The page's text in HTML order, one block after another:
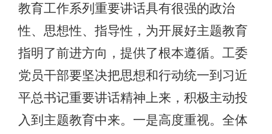
教育工作系列重要讲话具有很强的政治
性、思想性、指导性，为开展好主题教育
指明了前进方向，提供了根本遵循。工委
党员干部要坚决把思想和行动统一到习近
平总书记重要讲话精神上来，积极主动投
入到主题教育中来。一是高度重视。全体